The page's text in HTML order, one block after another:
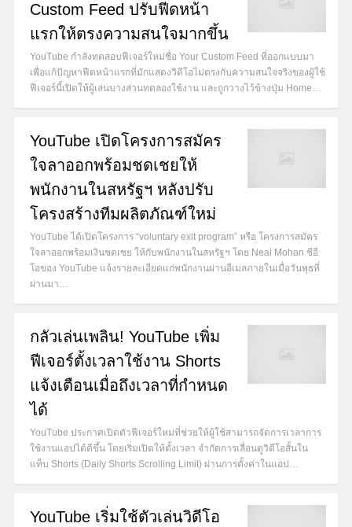
Custom Feed ปรับฟีดหน้า
แรกให้ตรงความสนใจมากขึ้น
YouTube กำลังทดสอบฟีเจอร์ใหม่ชื่อ Your Custom Feed ที่ออกแบบมา
เพื่อแก้ปัญหาฟีดหน้าแรกที่มักแสดงวิดีโอไม่ตรงกับความสนใจจริงของผู้ใช้
ฟีเจอร์นี้เปิดให้ผู้เล่นบางส่วนทดลองใช้งาน และถูกวางไว้ข้างปุ่ม Home…
YouTube เปิดโครงการสมัคร
ใจลาออกพร้อมชดเชยให้
พนักงานในสหรัฐฯ หลังปรับ
โครงสร้างทีมผลิตภัณฑ์ใหม่
YouTube ได้เปิดโครงการ “voluntary exit program” หรือ โครงการสมัคร
ใจลาออกพร้อมเงินชดเชย ให้กับพนักงานในสหรัฐฯ โดย Neal Mohan ซีอี
โอของ YouTube แจ้งรายละเอียดแก่พนักงานผ่านอีเมลภายในเมื่อวันพุธที่
ผ่านมา…
กลัวเล่นเพลิน! YouTube เพิ่ม
ฟีเจอร์ตั้งเวลาใช้งาน Shorts
แจ้งเตือนเมื่อถึงเวลาที่กำหนด
ได้
YouTube ประกาศเปิดตัวฟีเจอร์ใหม่ที่ช่วยให้ผู้ใช้สามารถจัดการเวลาการ
ใช้งานแอปได้ดีขึ้น โดยเริ่มเปิดให้ตั้งเวลา จำกัดการเลื่อนดูวิดีโอสั้นใน
แท็บ Shorts (Daily Shorts Scrolling Limit) ผ่านการตั้งค่าในแอป…
YouTube เริ่มใช้ตัวเล่นวิดีโอ